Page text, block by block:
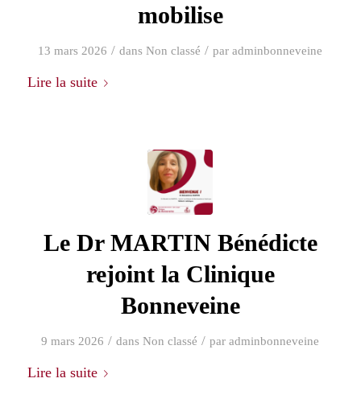
mobilise
13 mars 2026 / dansNon classé / paradminbonneveine
Lire la suite
Le Dr MARTIN Bénédicte
rejoint la Clinique
Bonneveine
9 mars 2026 / dansNon classé / paradminbonneveine
Lire la suite